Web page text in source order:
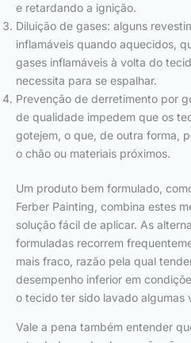
e retardando a ignição.
Diluição de gases: alguns
inflamáveis quando aquecidos,
gases inflamáveis à volta do
necessita para se espalhar.
Prevenção de derretimento por
de qualidade impedem que os
gotejem, o que, de outra forma,
o chão ou materiais próximos.
Um produto bem formulado,
Ferber Painting, combina estes
solução fácil de aplicar. As
formuladas recorrem
mais fraco, razão pela qual
desempenho inferior em
o tecido ter sido lavado algumas
Vale a pena também entender